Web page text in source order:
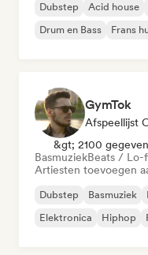
Dubstep Acid house
Drum en Bass
Frans
GymTok
Afspeellijst
&gt; 2100
BasmuziekBeats / Lo-
Artiesten toevoegen
Dubstep Basmuziek
Elektronica
Hiphop